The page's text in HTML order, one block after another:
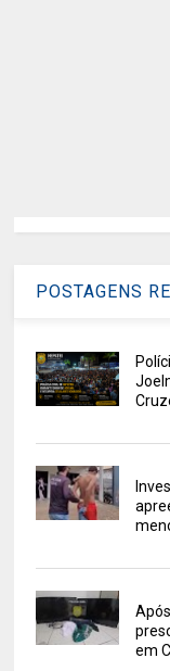
POSTAGENS
em